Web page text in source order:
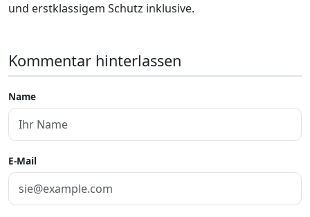
und erstklassigem Schutz inklusive.
Kommentar hinterlassen
Name
E-Mail